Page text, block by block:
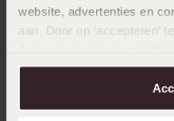
website, advertenties en
aan. Door op ‘accepteren’
over in onscookiebeleid.
Stainless steel